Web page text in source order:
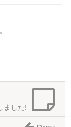
ました!